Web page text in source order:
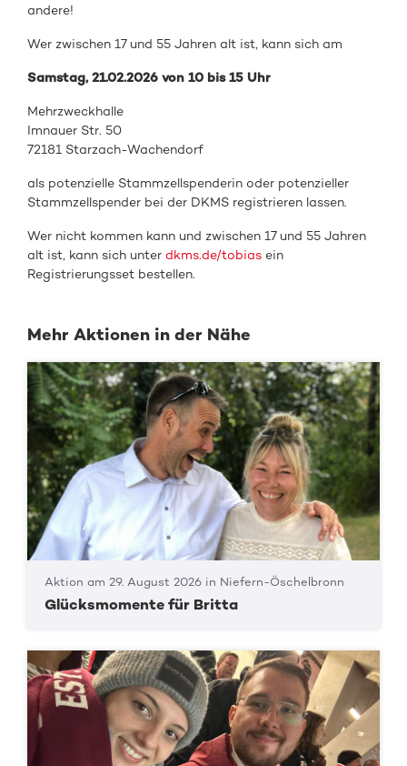
andere!
Wer zwischen 17 und 55 Jahren alt ist, kann sich am
Samstag, 21.02.2026 von 10 bis 15 Uhr
Mehrzweckhalle
Imnauer Str. 50
72181 Starzach-Wachendorf
als potenzielle Stammzellspenderin oder potenzieller
Stammzellspender bei der DKMS registrieren lassen.
Wer nicht kommen kann und zwischen 17 und 55 Jahren
alt ist, kann sich unterdkms.de/tobias ein
Registrierungsset bestellen.
Mehr Aktionen in der Nähe
Aktion am 29. August 2026 in Niefern-Öschelbronn
Glücksmomente für Britta